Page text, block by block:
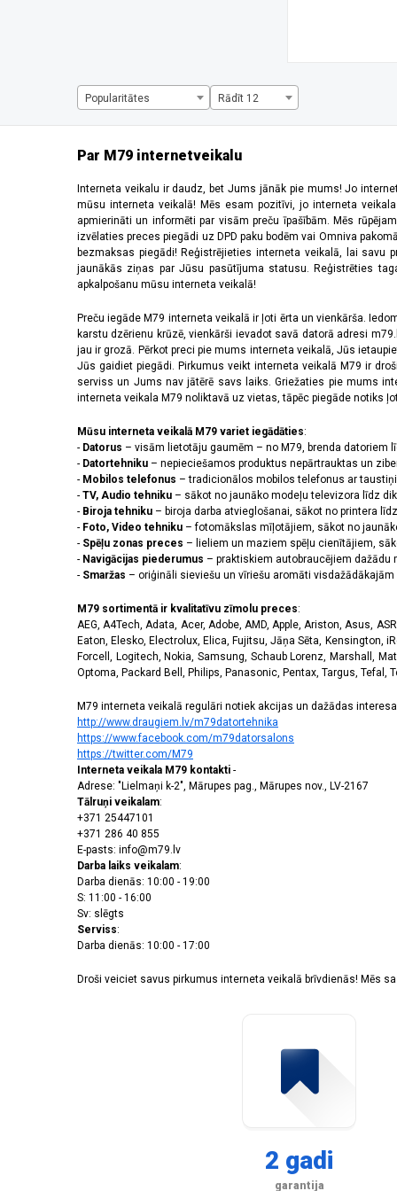
CT45 XP, CT45, CT40 XP, CT40 (1)
Desire 22 Pro (1)
EC50/EC55 (1)
Edge 1030
Edge 30 (1)
Edge 30 Fusion (1)
Edge 30 Neo (1)
Edge 40
(2)
Edge 40 Neo (3)
Edge 530 (1)
Epix 2 (1)
ET40, ET45 8''
(1)
Fenix 6x Pro (1)
Fenix 7 Pro Solar (1)
Forerunner 245 (1)
Forerunner 45S
(1)
Galaxy A03 (1)
Galaxy A05s (5)
Galaxy A12 (1)
Galaxy A13 5G (2)
Galaxy A14 4G / A14 5G (1)
Galaxy A14 4G/A14 5G (2)
Galaxy A14 5G (1)
Galaxy A16 (1)
Galaxy A20e (1)
GALAXY A21S (1)
Galaxy A22 5G (2)
Galaxy A23 5G (2)
Galaxy A24 4G/A25 5G (2)
Galaxy A25 5G (4)
Galaxy A26 5G (2)
Galaxy A30s (1)
Galaxy A32 4G
Galaxy A32 5G
Galaxy A34 5G (5)
Galaxy A35/A55 5G
Galaxy A36 5G
(1)
Galaxy A52/A52 5G/A52s 5G/A53 5G
Galaxy A53 5G
Galaxy A54 5G (1)
Galaxy A70 (1)
Popularitātes Rādīt 12
Par M79 internetveikalu
Interneta veikalu ir daudz, bet Jums jānāk pie mums! Jo
mūsu interneta veikalā! Mēs esam pozitīvi, jo interneta
apmierināti un informēti par visām preču īpašībām. Mēs
izvēlaties preces piegādi uz DPD paku bodēm vai Omniva
bezmaksas piegādi! Reģistrējieties interneta veikalā, lai
jaunākās ziņas par Jūsu pasūtījuma statusu. Reģistrēties
apkalpošanu mūsu interneta veikalā!
Preču iegāde M79 interneta veikalā ir ļoti ērta un vienkārša.
karstu dzērienu krūzē, vienkārši ievadot savā datorā adresi
jau ir grozā. Pērkot preci pie mums interneta veikalā, Jūs
Jūs gaidiet piegādi. Pirkumus veikt interneta veikalā M79 ir
serviss un Jums nav jātērē savs laiks. Griežaties pie mums
interneta veikala M79 noliktavā uz vietas, tāpēc piegāde notiks
Mūsu interneta veikalā M79 variet iegādāties:
- Datorus – visām lietotāju gaumēm – no M79, brenda datoriem
- Datortehniku – nepieciešamos produktus nepārtrauktas un
- Mobilos telefonus – tradicionālos mobilos telefonus ar
- TV, Audio tehniku – sākot no jaunāko modeļu televizora līdz
- Biroja tehniku – biroja darba atvieglošanai, sākot no printera
- Foto, Video tehniku – fotomākslas mīļotājiem, sākot no
- Spēļu zonas preces – lieliem un maziem spēļu cienītājiem,
- Navigācijas piederumus – praktiskiem autobraucējiem
- Smaržas – oriģināli sieviešu un vīriešu aromāti visdažādākajām
M79 sortimentā ir kvalitatīvu zīmolu preces:
AEG, A4Tech, Adata, Acer, Adobe, AMD, Apple, Ariston, Asus,
Eaton, Elesko, Electrolux, Elica, Fujitsu, Jāņa Sēta, Kensington,
Forcell, Logitech, Nokia, Samsung, Schaub Lorenz, Marshall,
Optoma, Packard Bell, Philips, Panasonic, Pentax, Targus,
M79 interneta veikalā regulāri notiek akcijas un dažādas
http://www.draugiem.lv/m79datortehnika
https://www.facebook.com/m79datorsalons
https://twitter.com/M79
Interneta veikala M79 kontakti -
Adrese: "Lielmaņi k-2", Mārupes pag., Mārupes nov., LV-2167
Tālruņi veikalam:
+371 25447101
+371 286 40 855
E-pasts: info@m79.lv
Darba laiks veikalam:
Darba dienās: 10:00 - 19:00
S: 11:00 - 16:00
Sv: slēgts
Serviss:
Darba dienās: 10:00 - 17:00
Droši veiciet savus pirkumus interneta veikalā brīvdienās! Mēs
2 gadi
garantija